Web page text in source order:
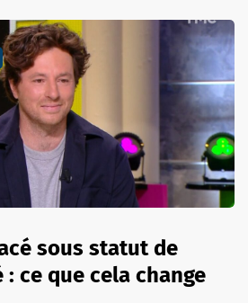
sous statut de
ce que cela change